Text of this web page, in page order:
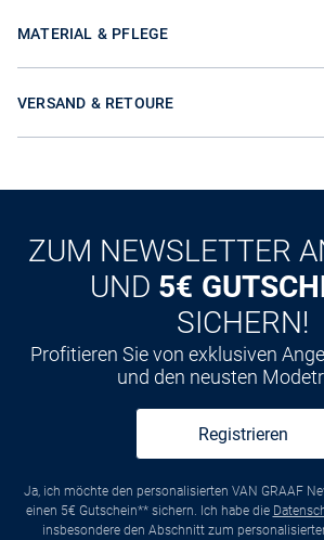
MATERIAL & PFLEGE
VERSAND & RETOURE
ZUM NEWSLETTER
UND 5€
SICHERN!
Profitieren Sie von exklusiven
und den neusten
Registrieren
Ja, ich möchte den personalisierten VAN GRAAF
einen 5€ Gutschein** sichern. Ich habe die
insbesondere den Abschnitt zum